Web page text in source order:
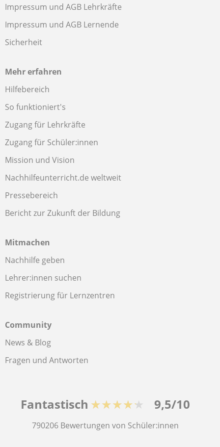
Impressum und AGB Lehrkräfte
Impressum und AGB Lernende
Sicherheit
Mehr erfahren
Hilfebereich
So funktioniert's
Zugang für Lehrkräfte
Zugang für Schüler:innen
Mission und Vision
Nachhilfeunterricht.de weltweit
Pressebereich
Bericht zur Zukunft der Bildung
Mitmachen
Nachhilfe geben
Lehrer:innen suchen
Registrierung für Lernzentren
Community
News & Blog
Fragen und Antworten
Fantastisch ★★★★★ 9,5/10
790206 Bewertungen von Schüler:innen